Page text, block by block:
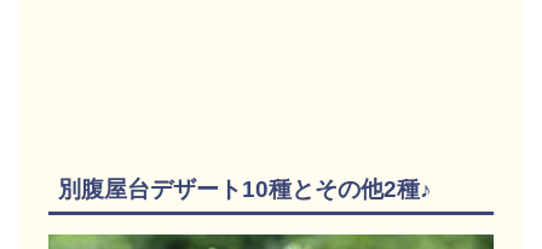
別腹屋台デザート10種とその他2種♪